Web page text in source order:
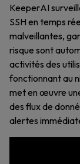
KeeperAI
SSH en temps
malveillantes,
risque sont
activités des
fonctionnant au
met en œuvre
des flux de
alertes